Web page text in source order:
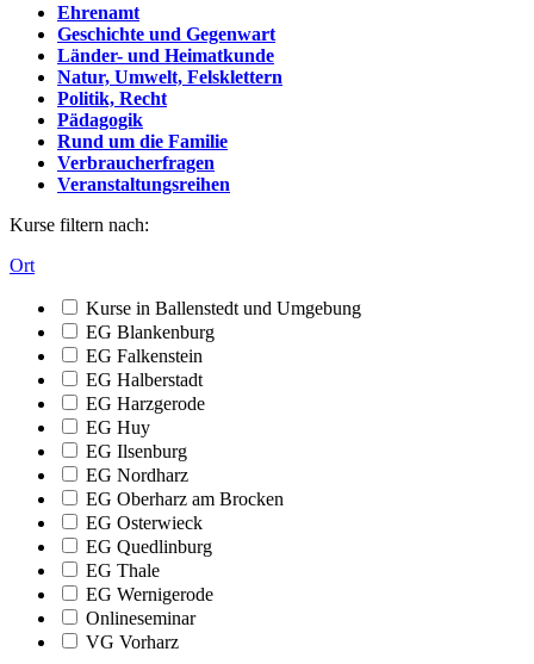
Ehrenamt
Geschichte und Gegenwart
Länder- und Heimatkunde
Natur, Umwelt, Felsklettern
Politik, Recht
Pädagogik
Rund um die Familie
Verbraucherfragen
Veranstaltungsreihen
Kurse filtern nach:
Ort
Kurse in Ballenstedt und Umgebung
EG Blankenburg
EG Falkenstein
EG Halberstadt
EG Harzgerode
EG Huy
EG Ilsenburg
EG Nordharz
EG Oberharz am Brocken
EG Osterwieck
EG Quedlinburg
EG Thale
EG Wernigerode
Onlineseminar
VG Vorharz